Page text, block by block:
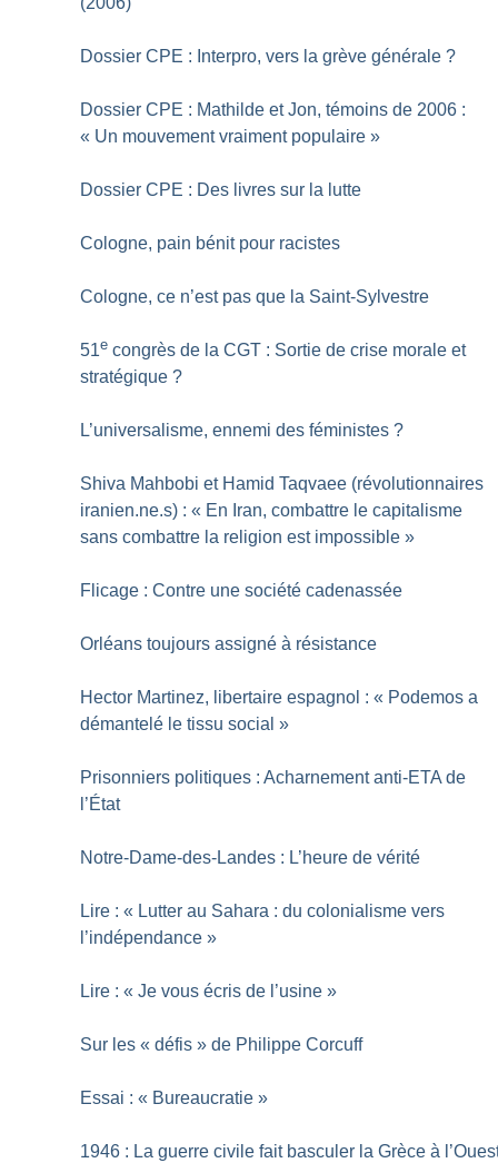
Dossier CPE : Interpro, vers la grève générale ?
Dossier CPE : Mathilde et Jon, témoins de 2006 :
« Un mouvement vraiment populaire »
Dossier CPE : Des livres sur la lutte
Cologne, pain bénit pour racistes
Cologne, ce n’est pas que la Saint-Sylvestre
51e congrès de la CGT : Sortie de crise morale et
stratégique ?
L’universalisme, ennemi des féministes ?
Shiva Mahbobi et Hamid Taqvaee (révolutionnaires
iranien.ne.s) : « En Iran, combattre le capitalisme
sans combattre la religion est impossible »
Flicage : Contre une société cadenassée
Orléans toujours assigné à résistance
Hector Martinez, libertaire espagnol : « Podemos a
démantelé le tissu social »
Prisonniers politiques : Acharnement anti-ETA de
l’État
Notre-Dame-des-Landes : L’heure de vérité
Lire : « Lutter au Sahara : du colonialisme vers
l’indépendance »
Lire : « Je vous écris de l’usine »
Sur les « défis » de Philippe Corcuff
Essai : « Bureaucratie »
1946 : La guerre civile fait basculer la Grèce à